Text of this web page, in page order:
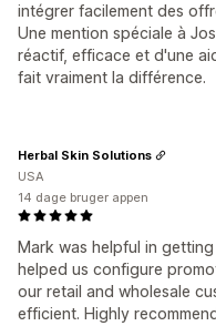
intégrer facilement des
Une mention spéciale à
réactif, efficace et d'une
fait vraiment la différence.
Mark was helpful in
helped us configure
our retail and wholesale
efficient. Highly
Herbal Skin Solutions
USA
14 dage bruger appen